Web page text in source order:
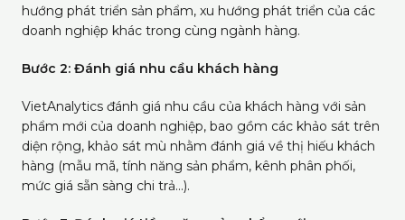
hướng phát triển sản phẩm, xu hướng phát triển của các
doanh nghiệp khác trong cùng ngành hàng.
Bước 2: Đánh giá nhu cầu khách hàng
VietAnalytics đánh giá nhu cầu của khách hàng với sản
phẩm mới của doanh nghiệp, bao gồm các khảo sát trên
diện rộng, khảo sát mù nhằm đánh giá về thị hiếu khách
hàng (mẫu mã, tính năng sản phẩm, kênh phân phối,
mức giá sẵn sàng chi trả...).